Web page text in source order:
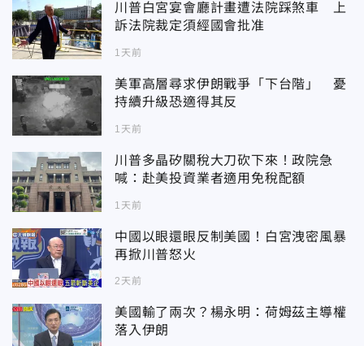
川普白宮宴會廳計畫遭法院踩煞車 上
訴法院裁定須經國會批准
1天前
美軍高層尋求伊朗戰爭「下台階」 憂
持續升級恐適得其反
1天前
川普多晶矽關稅大刀砍下來！政院急
喊：赴美投資業者適用免稅配額
1天前
中國以眼還眼反制美國！白宮洩密風暴
再掀川普怒火
2天前
美國輸了兩次？楊永明：荷姆茲主導權
落入伊朗